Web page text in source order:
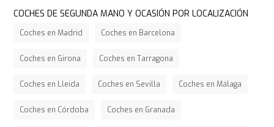
COCHES DE SEGUNDA MANO Y OCASIÓN POR LOCALIZACIÓN
Coches en Madrid Coches en Barcelona
Coches en Girona Coches en Tarragona
Coches en Lleida Coches en Sevilla Coches en Málaga
Coches en Córdoba Coches en Granada